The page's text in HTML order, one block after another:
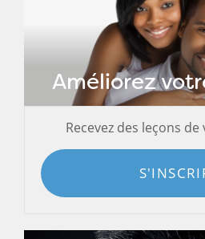
Améliorez
Recevez des leçons